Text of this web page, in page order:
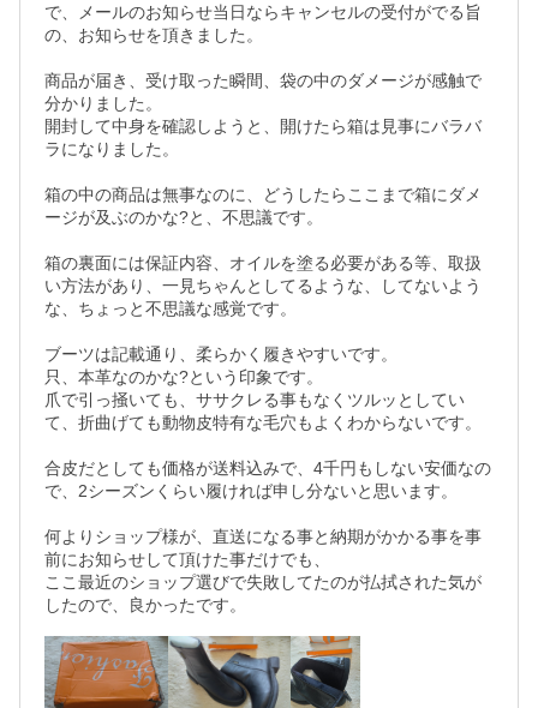
で、メールのお知らせ当日ならキャンセルの受付がでる旨
の、お知らせを頂きました。
商品が届き、受け取った瞬間、袋の中のダメージが感触で
分かりました。
開封して中身を確認しようと、開けたら箱は見事にバラバ
ラになりました。
箱の中の商品は無事なのに、どうしたらここまで箱にダメ
ージが及ぶのかな?と、不思議です。
箱の裏面には保証内容、オイルを塗る必要がある等、取扱
い方法があり、一見ちゃんとしてるような、してないよう
な、ちょっと不思議な感覚です。
ブーツは記載通り、柔らかく履きやすいです。
只、本革なのかな?という印象です。
爪で引っ掻いても、ササクレる事もなくツルッとしてい
て、折曲げても動物皮特有な毛穴もよくわからないです。
合皮だとしても価格が送料込みで、4千円もしない安価なの
で、2シーズンくらい履ければ申し分ないと思います。
何よりショップ様が、直送になる事と納期がかかる事を事
前にお知らせして頂けた事だけでも、
ここ最近のショップ選びで失敗してたのが払拭された気が
したので、良かったです。